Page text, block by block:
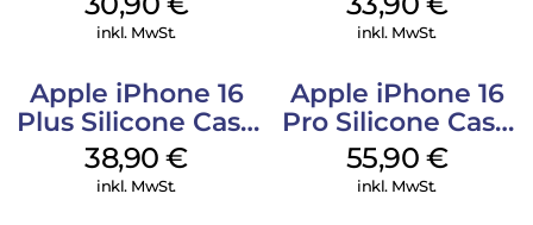
inkl. MwSt.
Mobile
inkl. MwSt.
Apple iPhone 16
Plus Silicone Case
MagSafe Denim
38,90€
inkl. MwSt.
Apple iPhone 16
Pro Silicone Case
MagSafe Stone
Gray
55,90 €
inkl. MwSt.